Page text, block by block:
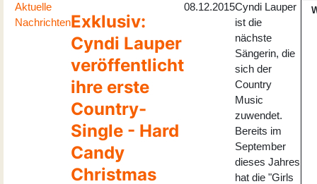
Aktuelle
NachrichtenExklusiv:
Cyndi Lauper
veröffentlicht
ihre erste
Country-
Single - Hard
Candy
Christmas
08.12.2015Cyndi Lauper
ist die
nächste
Sängerin, die
sich der
Country
Music
zuwendet.
Bereits im
September
dieses Jahres
hat die "Girls